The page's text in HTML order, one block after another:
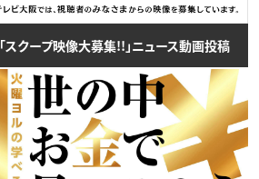
「スクープ映像大募集!!」ニュース動画投稿